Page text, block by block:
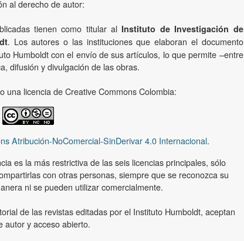
al derecho de autor:
tienen como titular al Instituto de Investigación de
. Los autores o las instituciones que elaboran el documento
Humboldt con el envío de sus artículos, lo que permite –entre
difusión y divulgación de las obras.
una licencia de Creative Commons Colombia:
Atribución-NoComercial-SinDerivar 4.0 Internacional.
es la más restrictiva de las seis licencias principales, sólo
con otras personas, siempre que se reconozca su
ni se pueden utilizar comercialmente.
de las revistas editadas por el Instituto Humboldt, aceptan
autor y acceso abierto.